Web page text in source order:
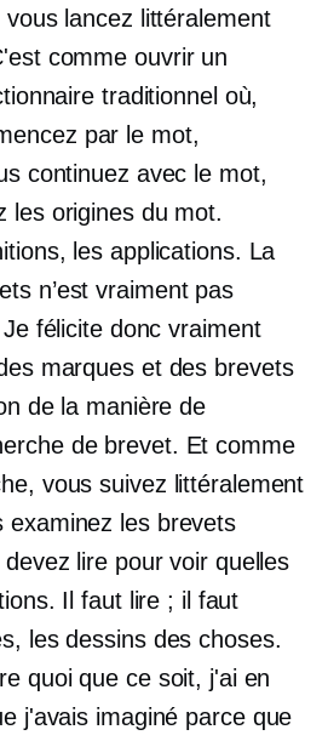
lancez littéralement
comme ouvrir un
traditionnel où,
par le mot,
continuez avec le mot,
les origines du mot.
les applications. La
n’est vraiment pas
félicite donc vraiment
marques et des brevets
de la manière de
de brevet. Et comme
vous suivez littéralement
examinez les brevets
lire pour voir quelles
Il faut lire ; il faut
les dessins des choses.
quoi que ce soit, j'ai en
j'avais imaginé parce que